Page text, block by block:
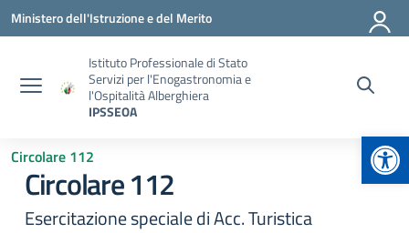
Vai ai contenuti
Vai al menu di navigazione
Vai al footer
Ministero dell'Istruzione e del Merito
Istituto Professionale di Stato
Servizi per l'Enogastronomia e
l'Ospitalità Alberghiera
IPSSEOA
Circolare 112
Circolare 112
Esercitazione speciale di Acc. Turistica